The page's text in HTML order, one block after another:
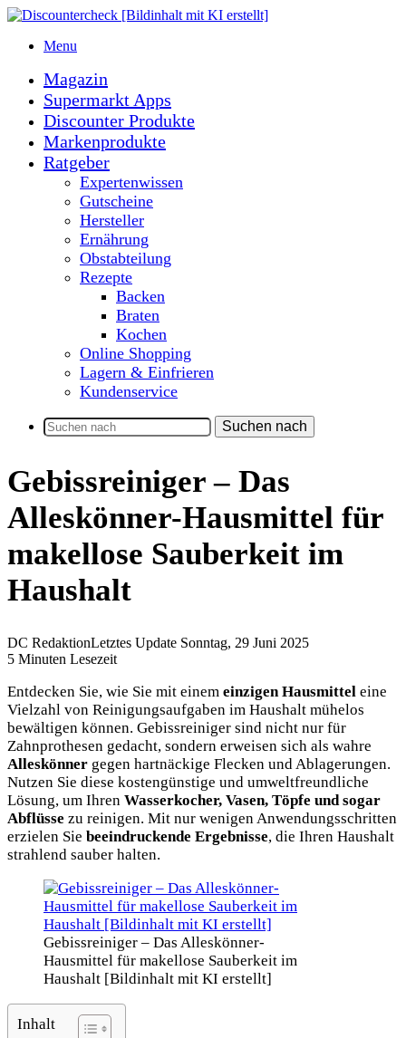
Menu
Magazin
Supermarkt Apps
Discounter Produkte
Markenprodukte
Ratgeber
Expertenwissen
Gutscheine
Hersteller
Ernährung
Obstabteilung
Rezepte
Backen
Braten
Kochen
Online Shopping
Lagern & Einfrieren
Kundenservice
Suchen nach
Gebissreiniger – Das
Alleskönner-Hausmittel für
makellose Sauberkeit im
Haushalt
DC RedaktionLetztes Update Sonntag, 29 Juni 2025
5 Minuten Lesezeit
Entdecken Sie, wie Sie mit einem einzigen Hausmittel eine
Vielzahl von Reinigungsaufgaben im Haushalt mühelos
bewältigen können. Gebissreiniger sind nicht nur für
Zahnprothesen gedacht, sondern erweisen sich als wahre
Alleskönner gegen hartnäckige Flecken und Ablagerungen.
Nutzen Sie diese kostengünstige und umweltfreundliche
Lösung, um Ihren Wasserkocher, Vasen, Töpfe und sogar
Abflüsse zu reinigen. Mit nur wenigen Anwendungsschritten
erzielen Sie beeindruckende Ergebnisse, die Ihren Haushalt
strahlend sauber halten.
Gebissreiniger – Das Alleskönner-
Hausmittel für makellose Sauberkeit im
Haushalt [Bildinhalt mit KI erstellt]
Inhalt